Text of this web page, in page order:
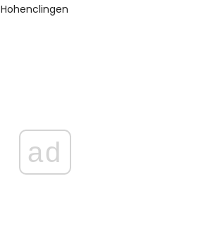
قلعه Hohenclingen
ad